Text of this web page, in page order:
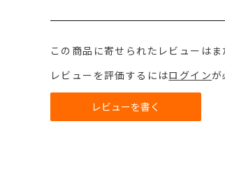
この商品に寄せられたレビューはま
レビューを評価するにはログインが
レビューを書く